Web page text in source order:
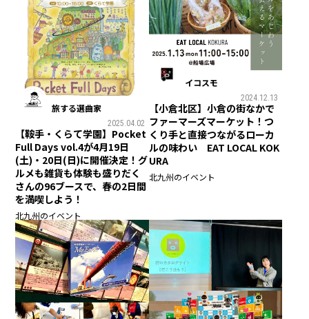
旅する選曲家
2025.04.02
【鞍手・くらて学園】Pocket
Full Days vol.4が4月19日
(土)・20日(日)に開催決定！グ
ルメも雑貨も体験も盛りだく
さんの96ブースで、春の2日間
を満喫しよう！
北九州のイベント
イコスモ
2024.12.13
【小倉北区】小倉の街なかで
ファーマーズマーケット！つ
くり手と直接つながるローカ
ルの味わい EAT LOCAL KOK
URA
北九州のイベント